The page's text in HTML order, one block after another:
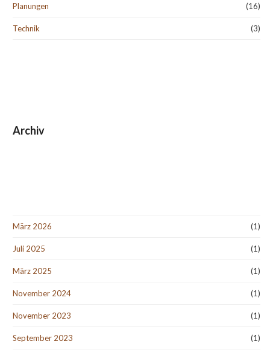
Planungen (16)
Technik (3)
Archiv
März 2026 (1)
Juli 2025 (1)
März 2025 (1)
November 2024 (1)
November 2023 (1)
September 2023 (1)